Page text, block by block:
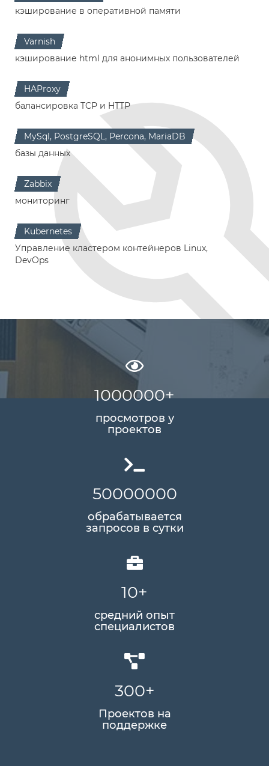
кэширование в оперативной памяти
Varnish
кэширование html для анонимных пользователей
HAProxy
балансировка TCP и HTTP
MySql, PostgreSQL, Percona, MariaDB
базы данных
Zabbix
мониторинг
Kubernetes
Управление кластером контейнеров Linux,
DevOps
1000000+
просмотров у
проектов
50000000
обрабатывается
запросов в сутки
10+
средний опыт
специалистов
300+
Проектов на
поддержке